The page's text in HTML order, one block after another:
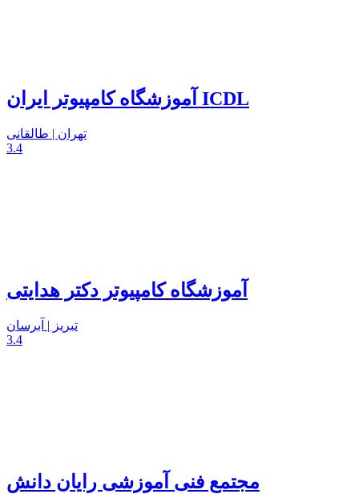
آموزشگاه کامپیوتر ایران ICDL
تهران | طالقانی
3.4
آموزشگاه کامپیوتر دکتر هدایتی
تبریز | آبرسان
3.4
مجتمع فنی آموزشی رایان دانش